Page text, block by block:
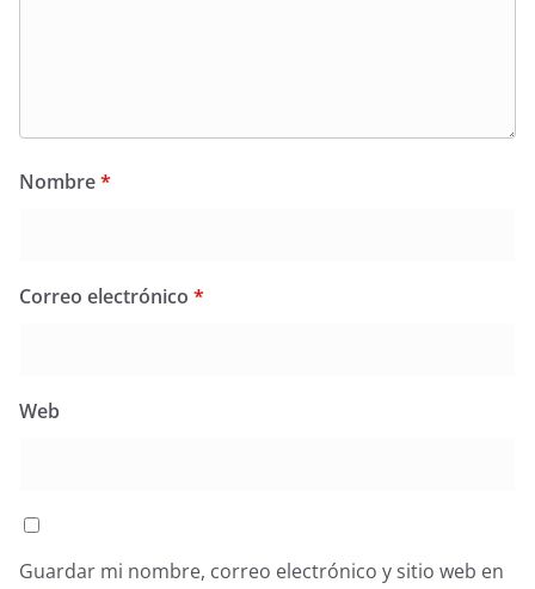
Nombre*
Correo electrónico *
Web
Guardar mi nombre, correo electrónico y sitio web en